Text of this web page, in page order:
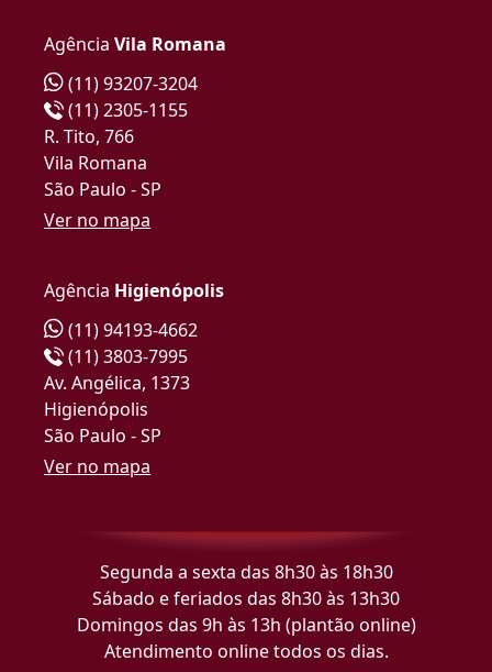
Agência Vila Romana
(11) 93207-3204
(11) 2305-1155
R. Tito, 766
Vila Romana
São Paulo - SP
Ver no mapa
Agência Higienópolis
(11) 94193-4662
(11) 3803-7995
Av. Angélica, 1373
Higienópolis
São Paulo - SP
Ver no mapa
Segunda a sexta das 8h30 às 18h30
Sábado e feriados das 8h30 às 13h30
Domingos das 9h às 13h (plantão online)
Atendimento online todos os dias.